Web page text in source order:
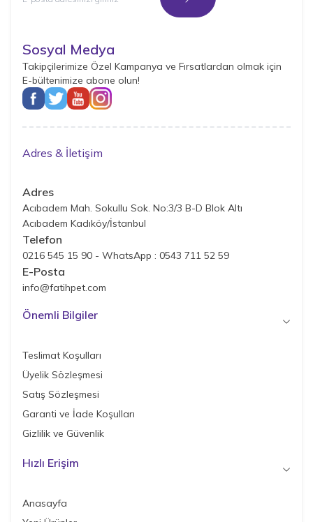
Sosyal Medya
Takipçilerimize Özel Kampanya ve Fırsatlardan olmak için
E-bültenimize abone olun!
Adres & İletişim
Adres
Acıbadem Mah. Sokullu Sok. No:3/3 B-D Blok Altı
Acıbadem Kadıköy/İstanbul
Telefon
0216 545 15 90 - WhatsApp : 0543 711 52 59
E-Posta
info@fatihpet.com
Önemli Bilgiler
Teslimat Koşulları
Üyelik Sözleşmesi
Satış Sözleşmesi
Garanti ve İade Koşulları
Gizlilik ve Güvenlik
Hızlı Erişim
Anasayfa